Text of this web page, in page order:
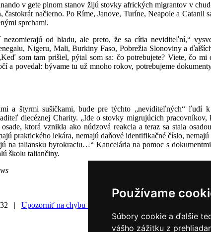
Používame
Súbory cookie a ďalšie
vášho zážitku z
v gete plnom stanov žijú stovky afrických migrantov v
načierno. Po Ríme, Janove, Turíne, Neapole a Catanii
sprchami.
od hladu, ale preto, že sa cítia neviditeľní,“
Nigeru, Mali, Burkiny Faso, Pobrežia Slonoviny a
som tam prišiel, pýtal som sa: čo potrebujete? Viete, čo
a povedal: bývame tu už mnoho rokov, potrebujeme
a štyrmi sušičkami, bude pre týchto „neviditeľných“ ľudí
diecéznej Charity. „Ide o stovky migrujúcich
ktorá vznikla ako núdzová reakcia a teraz sa stala
praktického lekára, nemajú daňové identifikačné číslo,
na taliansku byrokraciu…“ Kancelária na pomoc s
školu taliančiny.
| Upozorniť na chybu v správe